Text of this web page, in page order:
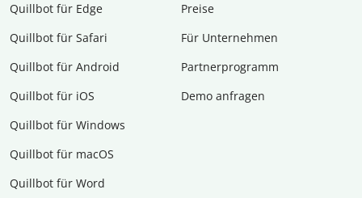
Quillbot für Edge
Quillbot für Safari
Quillbot für Android
Quillbot für iOS
Quillbot für Windows
Quillbot für macOS
Quillbot für Word
Preise
Für Unternehmen
Partnerprogramm
Demo anfragen